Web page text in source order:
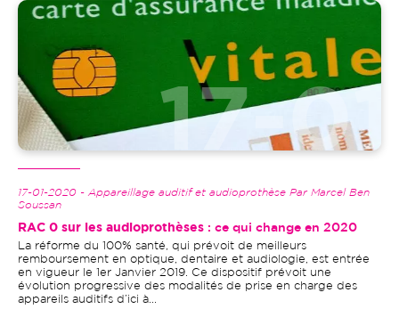
Image
17-01-2020 - Appareillage auditif et audioprothèse Par Marcel Ben
Soussan
RAC 0 sur les audioprothèses : ce qui change en 2020
La réforme du 100% santé, qui prévoit de meilleurs
remboursement en optique, dentaire et audiologie, est entrée
en vigueur le 1er Janvier 2019. Ce dispositif prévoit une
évolution progressive des modalités de prise en charge des
appareils auditifs d’ici à...